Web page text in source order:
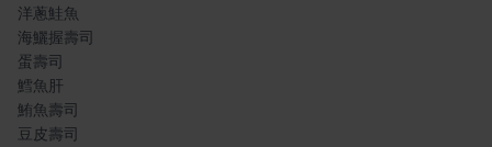
洋蔥鮭魚
海鱺握壽司
蛋壽司
鱈魚肝
鮪魚壽司
豆皮壽司